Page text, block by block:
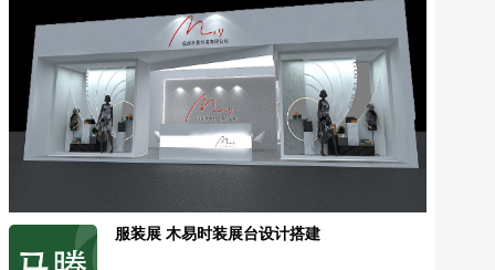
服装展 木易时装展台设计搭建